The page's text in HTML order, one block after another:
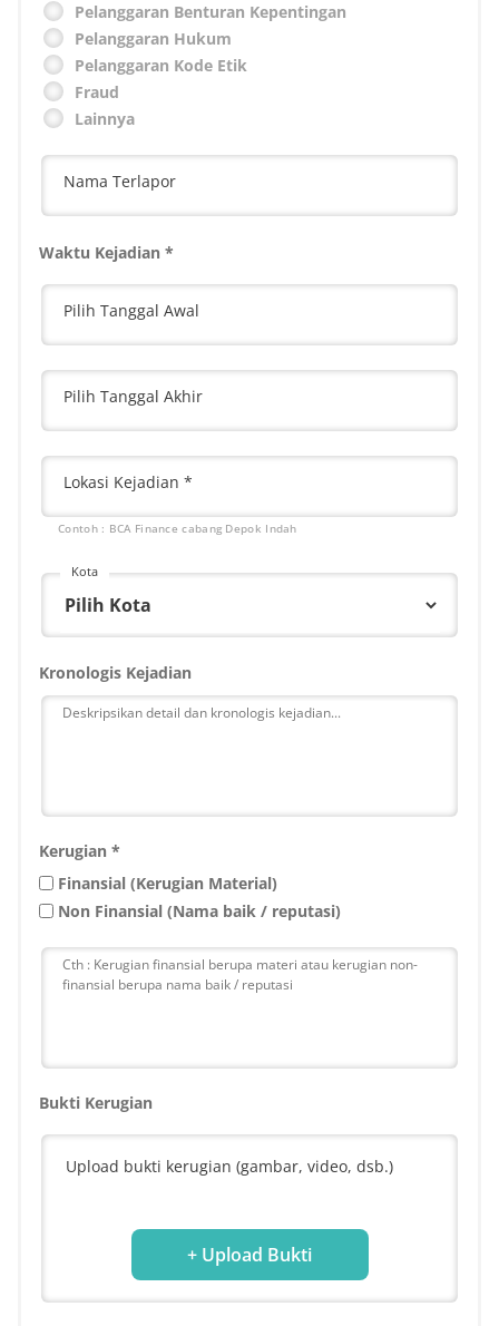
Pelanggaran Benturan Kepentingan
Pelanggaran Hukum
Pelanggaran Kode Etik
Fraud
Lainnya
Nama Terlapor
Waktu Kejadian *
Pilih Tanggal Awal
Pilih Tanggal Akhir
Lokasi Kejadian *
Contoh : BCA Finance cabang Depok Indah
Kota
Kronologis Kejadian
Kerugian *
Finansial (Kerugian Material)
Non Finansial (Nama baik / reputasi)
Bukti Kerugian
Upload bukti kerugian (gambar, video, dsb.)
+ Upload Bukti